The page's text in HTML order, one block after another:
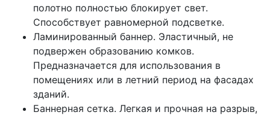
полотно полностью блокирует свет.
Способствует равномерной подсветке.
Ламинированный баннер. Эластичный, не
подвержен образованию комков.
Предназначается для использования в
помещениях или в летний период на фасадах
зданий.
Баннерная сетка. Легкая и прочная на разрыв,